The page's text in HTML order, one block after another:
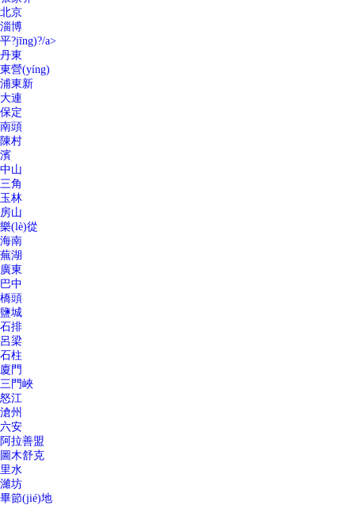
北京
淄博
平?jīng)?/a>
丹東
東營(yíng)
浦東新
大連
保定
南頭
陳村
濱
中山
三角
玉林
房山
樂(lè)從
海南
蕪湖
廣東
巴中
橋頭
鹽城
石排
呂梁
石柱
廈門
三門峽
怒江
滄州
六安
阿拉善盟
圖木舒克
里水
濰坊
畢節(jié)地